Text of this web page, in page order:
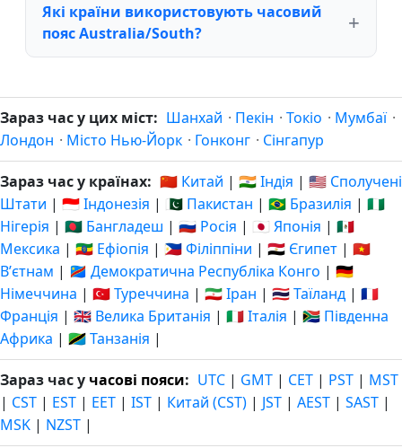
Які країни використовують часовий
пояс Australia/South?
Зараз час у цих міст: Шанхай · Пекін · Токіо · Мумбаї ·
Лондон · Місто Нью-Йорк · Гонконг · Сінгапур
Зараз час у країнах: 🇨🇳 Китай | 🇮🇳 Індія | 🇺🇸 Сполучені
Штати | 🇮🇩 Індонезія | 🇵🇰 Пакистан | 🇧🇷 Бразилія | 🇳🇬
Нігерія | 🇧🇩 Бангладеш | 🇷🇺 Росія | 🇯🇵 Японія | 🇲🇽
Мексика | 🇪🇹 Ефіопія | 🇵🇭 Філіппіни | 🇪🇬 Єгипет | 🇻🇳
Вʼєтнам | 🇨🇩 Демократична Республіка Конго | 🇩🇪
Німеччина | 🇹🇷 Туреччина | 🇮🇷 Іран | 🇹🇭 Таїланд | 🇫🇷
Франція | 🇬🇧 Велика Британія | 🇮🇹 Італія | 🇿🇦 Південна
Африка | 🇹🇿 Танзанія |
Зараз час у часові пояси: UTC | GMT | CET | PST | MST
| CST | EST | EET | IST | Китай (CST) | JST | AEST | SAST |
MSK | NZST |